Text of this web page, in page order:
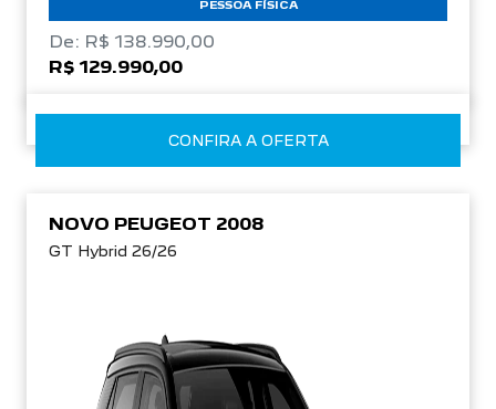
PESSOA FÍSICA
De: R$ 138.990,00
R$ 129.990,00
CONFIRA A OFERTA
NOVO PEUGEOT 2008
GT Hybrid 26/26